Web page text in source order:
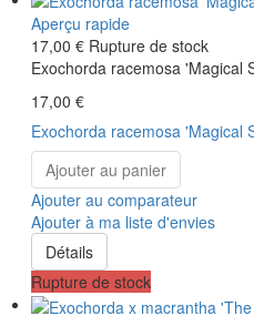
Aperçu rapide
17,00 € Rupture de stock
Exochorda racemosa 'Magical
17,00 €
Exochorda racemosa 'Magical
Ajouter au panier
Ajouter au comparateur
Ajouter à ma liste d'envies
Détails
Rupture de stock